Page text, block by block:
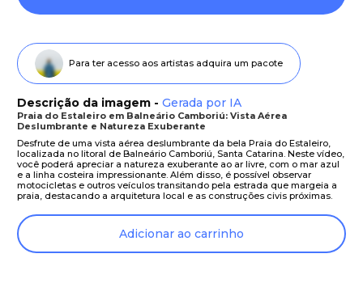
Para ter acesso aos artistas adquira um pacote
Descrição da imagem - Gerada por IA
Praia do Estaleiro em Balneário Camboriú: Vista Aérea
Deslumbrante e Natureza Exuberante
Desfrute de uma vista aérea deslumbrante da bela Praia do Estaleiro,
localizada no litoral de Balneário Camboriú, Santa Catarina. Neste vídeo,
você poderá apreciar a natureza exuberante ao ar livre, com o mar azul
e a linha costeira impressionante. Além disso, é possível observar
motocicletas e outros veículos transitando pela estrada que margeia a
praia, destacando a arquitetura local e as construções civis próximas.
Adicionar ao carrinho